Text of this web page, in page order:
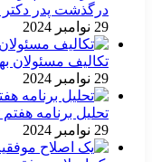
درگذشت پدر دکتر
29 نوامبر 2024
تکالیف مسئولان
29 نوامبر 2024
تحلیل برنامه
29 نوامبر 2024